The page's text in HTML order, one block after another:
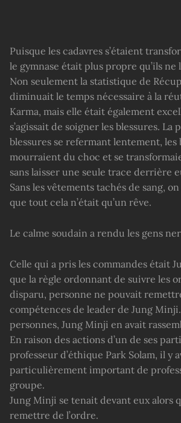
Puisque les cadavres s’étaient
le gymnase était plus propre qu’ils ne
Non seulement la statistique de
diminuait le temps nécessaire à la
Karma, mais elle était également
s’agissait de soigner les blessures. La
blessures se refermant lentement, les
mourraient du choc et se
sans laisser une seule trace derrière
Sans les vêtements tachés de sang,
que tout cela n’était qu’un rêve.
Le calme soudain a rendu les gens
Celle qui a pris les commandes était
que la règle ordonnant de suivre les
disparu, personne ne pouvait
compétences de leader de Jung
personnes, Jung Minji en avait
En raison des actions d’un de ses
professeur d’éthique Park Solam, il y
particulièrement important de
groupe.
Jung Minji se tenait devant eux alors
remettre de l’ordre.